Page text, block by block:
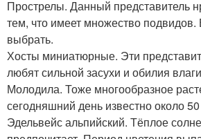
Прострелы. Данный представитель
тем, что имеет множество подвидов.
выбрать.
Хосты миниатюрные. Эти
любят сильной засухи и обилия
Молодила. Тоже многообразное
сегодняшний день известно около
Эдельвейс альпийский. Тёплое